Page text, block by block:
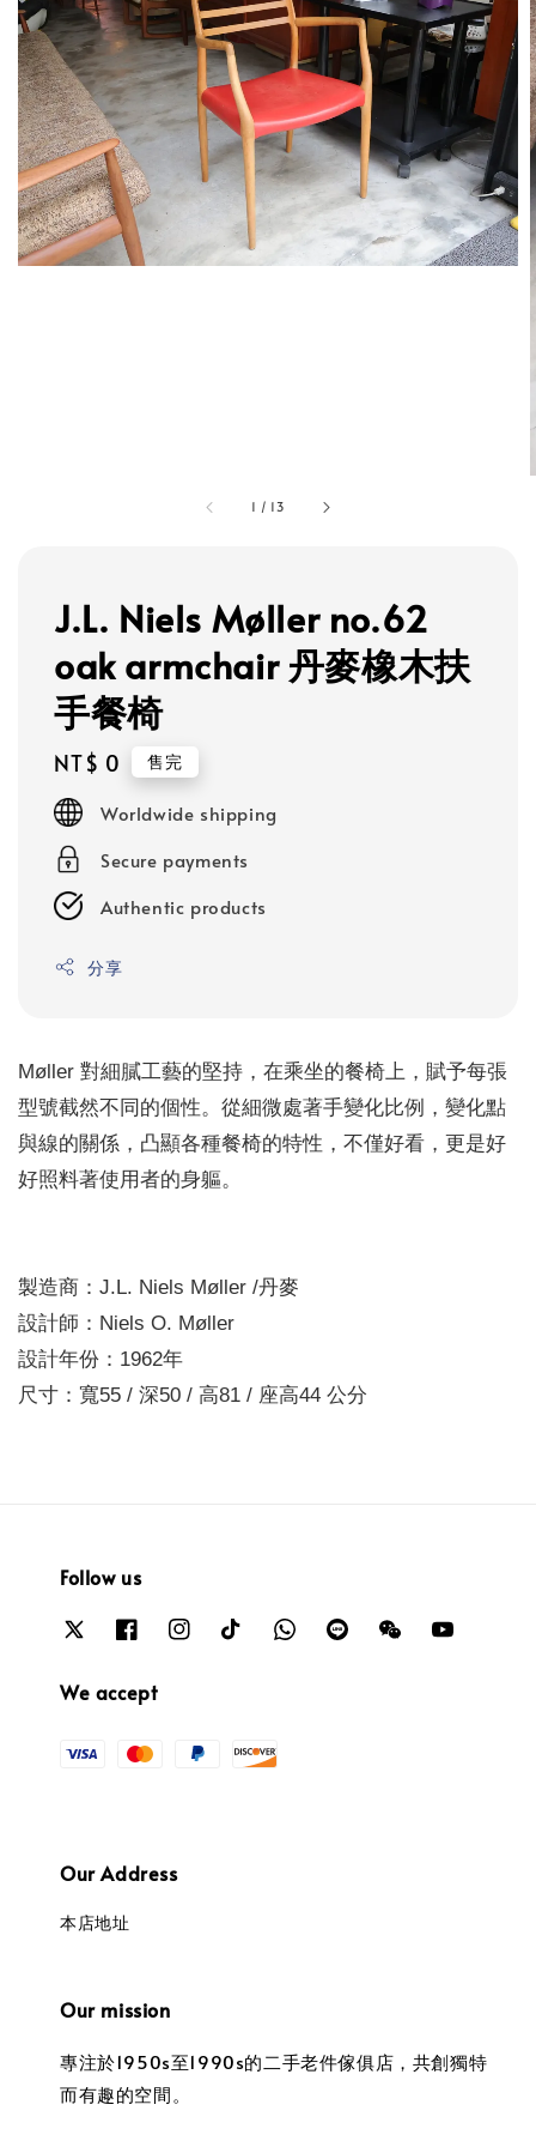
1 / 13
J.L. Niels Møller no.62
oak armchair 丹麥橡木扶
手餐椅
Regular
price
NT$ 0 售完
Worldwide shipping
Secure payments
Authentic products
分享
Møller 對細膩工藝的堅持，在乘坐的餐椅上，賦予每張
型號截然不同的個性。從細微處著手變化比例，變化點
與線的關係，凸顯各種餐椅的特性，不僅好看，更是好
好照料著使用者的身軀。
製造商：J.L. Niels Møller /丹麥
設計師：Niels O. Møller
設計年份：1962年
尺寸：寬55 / 深50 / 高81 / 座高44 公分
Follow us
We accept
Our Address
本店地址
Our mission
專注於1950s至1990s的二手老件傢俱店，共創獨特
而有趣的空間。